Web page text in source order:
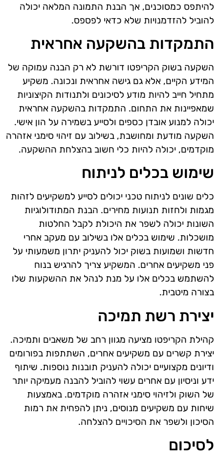
להיתפס כמסוכנים, אך הבנת התמונה המלאה יכולה
להוביל להזדמנויות שלא כדאי לפספס.
התמקדות בהשקעה אחראית
השקעה בשוק הקריפטו דורשת לא רק הבנה עמוקה של
המידע הקיים, אלא גם גישה אחראית ונכונה. משקיע
מתחיל חייב להיות מודע לסיכונים ולתנודות הקיצוניות
שמאפיינות את התחום. התמקדות בהשקעה אחראית
יכולה למנוע אובדן כספים ולסייע בשמירה על הון אישי.
השקעה מודעת ומחושבת, בשילוב עם זיהוי סימני אזהרה
מוקדמים, יכולה להיות כלי חשוב בהצלחת ההשקעה.
שימוש בכלים לניתוח
כלים שונים לניתוח טכני יכולים לסייע למשקיעים לזהות
מגמות ולחזות תנועות מחירים. הבנת המתודולוגיות
השונות יכולה לשפר את היכולת לקבל החלטות
מושכלות. שימוש בכלים אלו בשילוב עם מעקב אחרי
חדשות ושמועות בשוק יכול להעניק יתרון משמעותי על
פני משקיעים אחרים. המשקיע צריך להרגיש בנוח
להשתמש בכלים אלו על מנת לנהל את ההשקעות שלו
בצורה מיטבית.
יצירת רשת תמיכה
קהילת הקריפטו מציעה מגוון רחב של משאבים ותמיכה.
יצירת קשרים עם משקיעים אחרים, השתתפות בפורומים
ודיונים מקצועיים יכולה להעניק תובנות נוספות. שיתוף
ידע וניסיון עם אחרים עשוי להוביל להבנה מעמיקה יותר
של השוק ולזיהוי סימני אזהרה מוקדמים. באמצעות
שיחות עם משקיעים מנוסים, ניתן להפחית את רמות
הסיכון ולשפר את הסיכויים להצלחה.
לסיכום